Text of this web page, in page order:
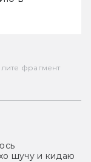
фрагмент
шучу и кидаю